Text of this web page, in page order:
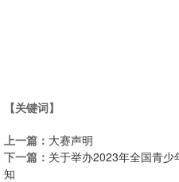
【关键词】
上一篇： 大赛声明
下一篇： 关于举办2023年全国青
知